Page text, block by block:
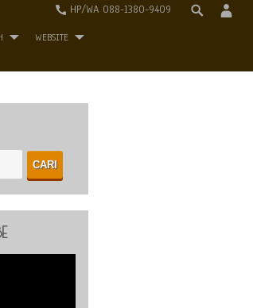
HP/WA 088-1380-9409
WEBSITE